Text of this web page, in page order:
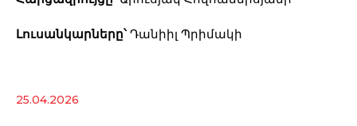
Լուսանկարները՝Դանիիլ Պրիմակի
25.04.2026